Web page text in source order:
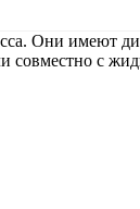
Они имеют
совместно с